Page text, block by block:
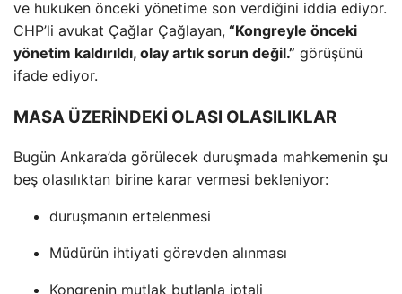
ve hukuken önceki yönetime son verdiğini iddia ediyor.
CHP’li avukat Çağlar Çağlayan, “Kongreyle önceki
yönetim kaldırıldı, olay artık sorun değil.” görüşünü
ifade ediyor.
MASA ÜZERİNDEKİ OLASI OLASILIKLAR
Bugün Ankara’da görülecek duruşmada mahkemenin şu
beş olasılıktan birine karar vermesi bekleniyor:
duruşmanın ertelenmesi
Müdürün ihtiyati görevden alınması
Kongrenin mutlak butlanla iptali